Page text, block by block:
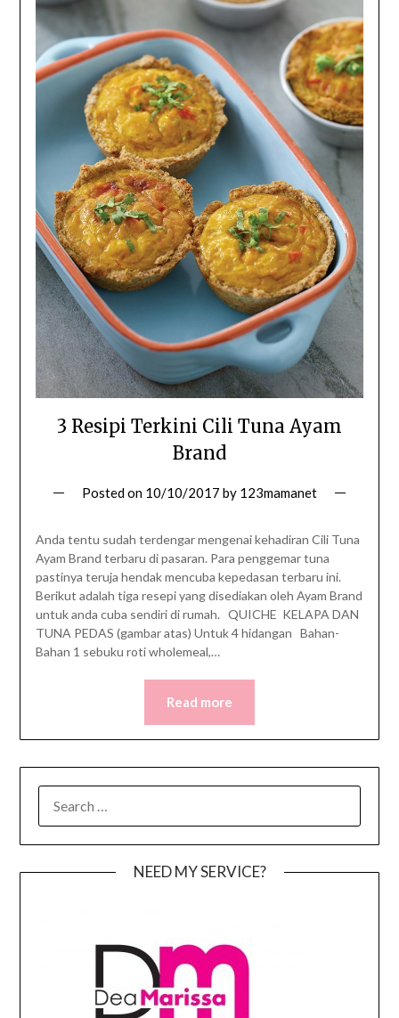
3 Resipi Terkini Cili Tuna Ayam
Brand
Posted on 10/10/2017 by 123mamanet
Anda tentu sudah terdengar mengenai kehadiran Cili Tuna
Ayam Brand terbaru di pasaran. Para penggemar tuna
pastinya teruja hendak mencuba kepedasan terbaru ini.
Berikut adalah tiga resepi yang disediakan oleh Ayam Brand
untuk anda cuba sendiri di rumah. QUICHE KELAPA DAN
TUNA PEDAS (gambar atas) Untuk 4 hidangan Bahan-
Bahan 1 sebuku roti wholemeal,…
Read more
NEED MY SERVICE?